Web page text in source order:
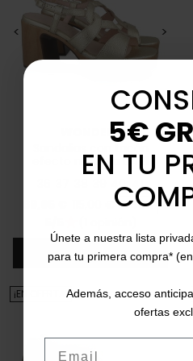
< >
WONDERS
efecto madera L1421
40
41
Precio base-40%
Añadir
¡EN OFERTA!
5€
EN TU
Únete a nuestra lista
para tu primera compra*
Además, acceso
ofertas